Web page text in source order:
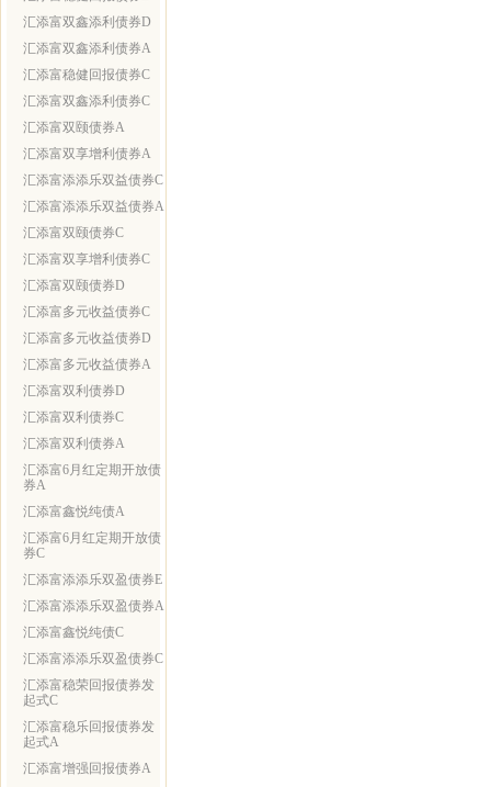
汇添富双鑫添利债券D
汇添富双鑫添利债券A
汇添富稳健回报债券C
汇添富双鑫添利债券C
汇添富双颐债券A
汇添富双享增利债券A
汇添富添添乐双益债券C
汇添富添添乐双益债券A
汇添富双颐债券C
汇添富双享增利债券C
汇添富双颐债券D
汇添富多元收益债券C
汇添富多元收益债券D
汇添富多元收益债券A
汇添富双利债券D
汇添富双利债券C
汇添富双利债券A
汇添富6月红定期开放债
券A
汇添富鑫悦纯债A
汇添富6月红定期开放债
券C
汇添富添添乐双盈债券E
汇添富添添乐双盈债券A
汇添富鑫悦纯债C
汇添富添添乐双盈债券C
汇添富稳荣回报债券发
起式C
汇添富稳乐回报债券发
起式A
汇添富增强回报债券A